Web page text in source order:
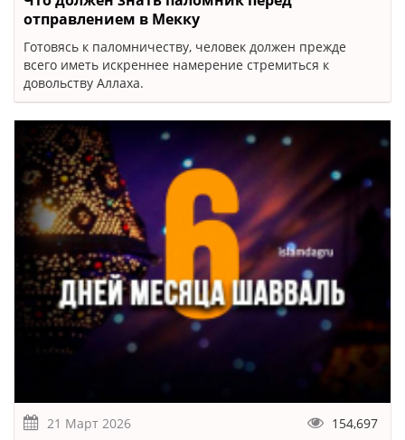
отправлением в Мекку
Готовясь к паломничеству, человек должен прежде
всего иметь искреннее намерение стремиться к
довольству Аллаха.
21 Март 2026 154,697